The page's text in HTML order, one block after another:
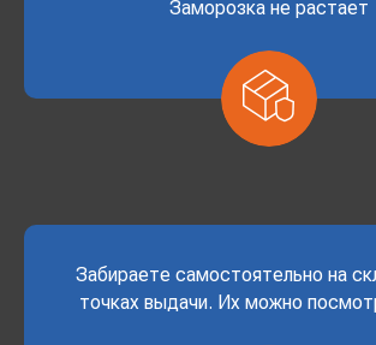
Заморозка не растает
Забираете самостоятельно на
точках выдачи. Их можно